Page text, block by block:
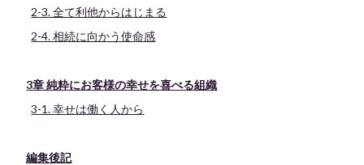
2-3. 全て利他からはじまる
2-4. 相続に向かう使命感
3章 純粋にお客様の幸せを喜べる組織
3-1. 幸せは働く人から
編集後記